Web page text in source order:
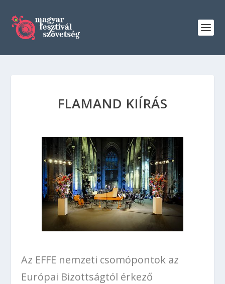
FLAMAND KIÍRÁS
Az EFFE nemzeti csomópontok az
Európai Bizottságtól érkező